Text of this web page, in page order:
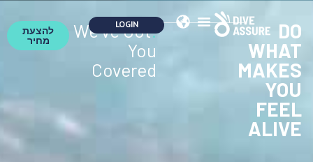
DO
WHAT
MAKES
YOU
FEEL
ALIVE
.
We've Got
You
Covered
להצעת
מחיר